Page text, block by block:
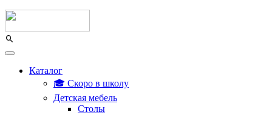
Каталог
🎓 Скоро в школу
Детская мебель
Столы